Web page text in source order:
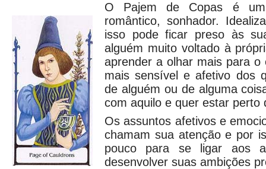
O Pajem de Copas é um
romântico, sonhador.
isso pode ficar preso às
alguém muito voltado à
aprender a olhar mais para
mais sensível e afetivo dos
de alguém ou de alguma
com aquilo e quer estar perto
Os assuntos afetivos e
chamam sua atenção e por
pouco para se ligar aos
desenvolver suas ambições